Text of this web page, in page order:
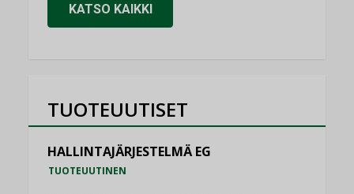
KATSO KAIKKI
TUOTEUUTISET
HALLINTAJÄRJESTELMÄ EG
TUOTEUUTINEN